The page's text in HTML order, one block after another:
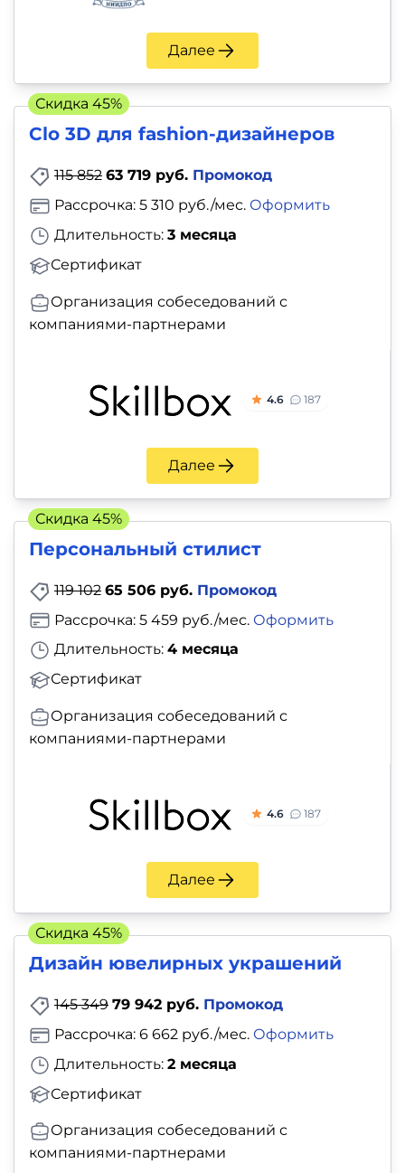
Далее
Clo 3D для fashion-дизайнеров
115 852 63 719 руб. Промокод
Длительность: 3 месяца
Сертификат
Рассрочка: 5 310 руб./мес. Оформить
Организация собеседований с
компаниями-партнерами
4.6 187
Далее
Скидка 45%
Персональный стилист
119 102 65 506 руб. Промокод
Длительность: 4 месяца
Сертификат
Рассрочка: 5 459 руб./мес. Оформить
Организация собеседований с
компаниями-партнерами
4.6 187
Далее
Скидка 45%
Дизайн ювелирных украшений
145 349 79 942 руб. Промокод
Длительность: 2 месяца
Сертификат
Рассрочка: 6 662 руб./мес. Оформить
Организация собеседований с
компаниями-партнерами
Скидка 45%
Психология
саморазвитие
Прочее
Репетиторы
Тесты
на
профориентацию